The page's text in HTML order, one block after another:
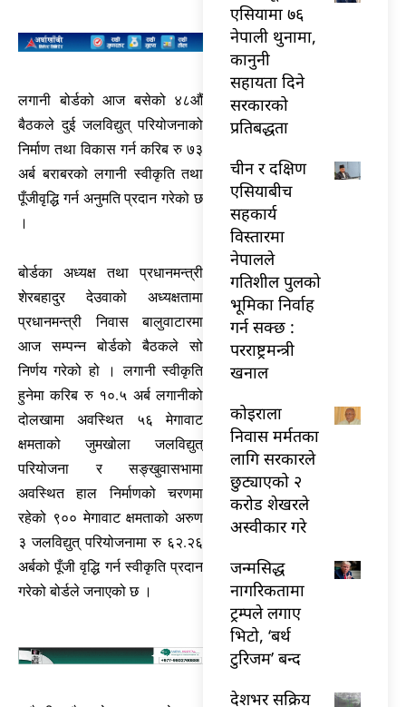
लगानी बोर्डको आज बसेको ४८औँ
बैठकले दुई जलविद्युत् परियोजनाको
निर्माण तथा विकास गर्न करिब रु ७३
अर्ब बराबरको लगानी स्वीकृति तथा
पूँजीवृद्धि गर्न अनुमति प्रदान गरेको छ
।
बोर्डका अध्यक्ष तथा प्रधानमन्त्री
शेरबहादुर देउवाको अध्यक्षतामा
प्रधानमन्त्री निवास बालुवाटारमा
आज सम्पन्न बोर्डको बैठकले सो
निर्णय गरेको हो । लगानी स्वीकृति
हुनेमा करिब रु १०.५ अर्ब लगानीको
दोलखामा अवस्थित ५६ मेगावाट
क्षमताको जुमखोला जलविद्युत्
परियोजना र सङ्खुवासभामा
अवस्थित हाल निर्माणको चरणमा
रहेको ९०० मेगावाट क्षमताको अरुण
३ जलविद्युत् परियोजनामा रु ६२.२६
अर्बको पूँजी वृद्धि गर्न स्वीकृति प्रदान
गरेको बोर्डले जनाएको छ ।
एसियामा ७६
नेपाली थुनामा,
कानुनी
सहायता दिने
सरकारको
प्रतिबद्धता
चीन र दक्षिण
एसियाबीच
सहकार्य
विस्तारमा
नेपालले
गतिशील पुलको
भूमिका निर्वाह
गर्न सक्छ :
परराष्ट्रमन्त्री
खनाल
कोइराला
निवास मर्मतका
लागि सरकारले
छुट्याएको २
करोड शेखरले
अस्वीकार गरे
जन्मसिद्ध
नागरिकतामा
ट्रम्पले लगाए
भिटो, ‘बर्थ
टुरिजम’ बन्द
देशभर सक्रिय